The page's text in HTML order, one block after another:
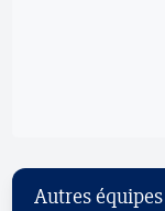
Autres